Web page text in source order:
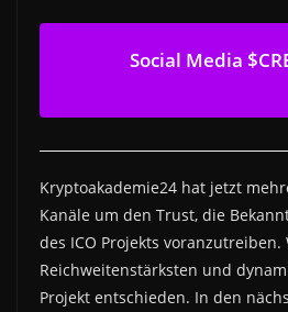
Social Media
Kryptoakademie24 hat jetzt
Kanäle um den Trust, die
des ICO Projekts
Reichweitenstärksten und
Projekt entschieden. In den